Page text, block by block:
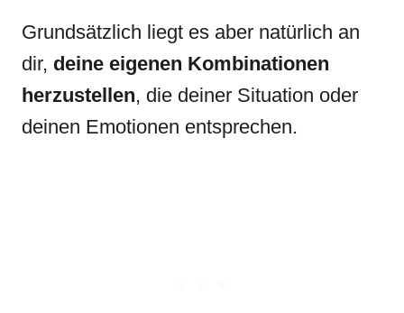
Grundsätzlich liegt es aber natürlich an
dir, deine eigenen Kombinationen
herzustellen, die deiner Situation oder
deinen Emotionen entsprechen.